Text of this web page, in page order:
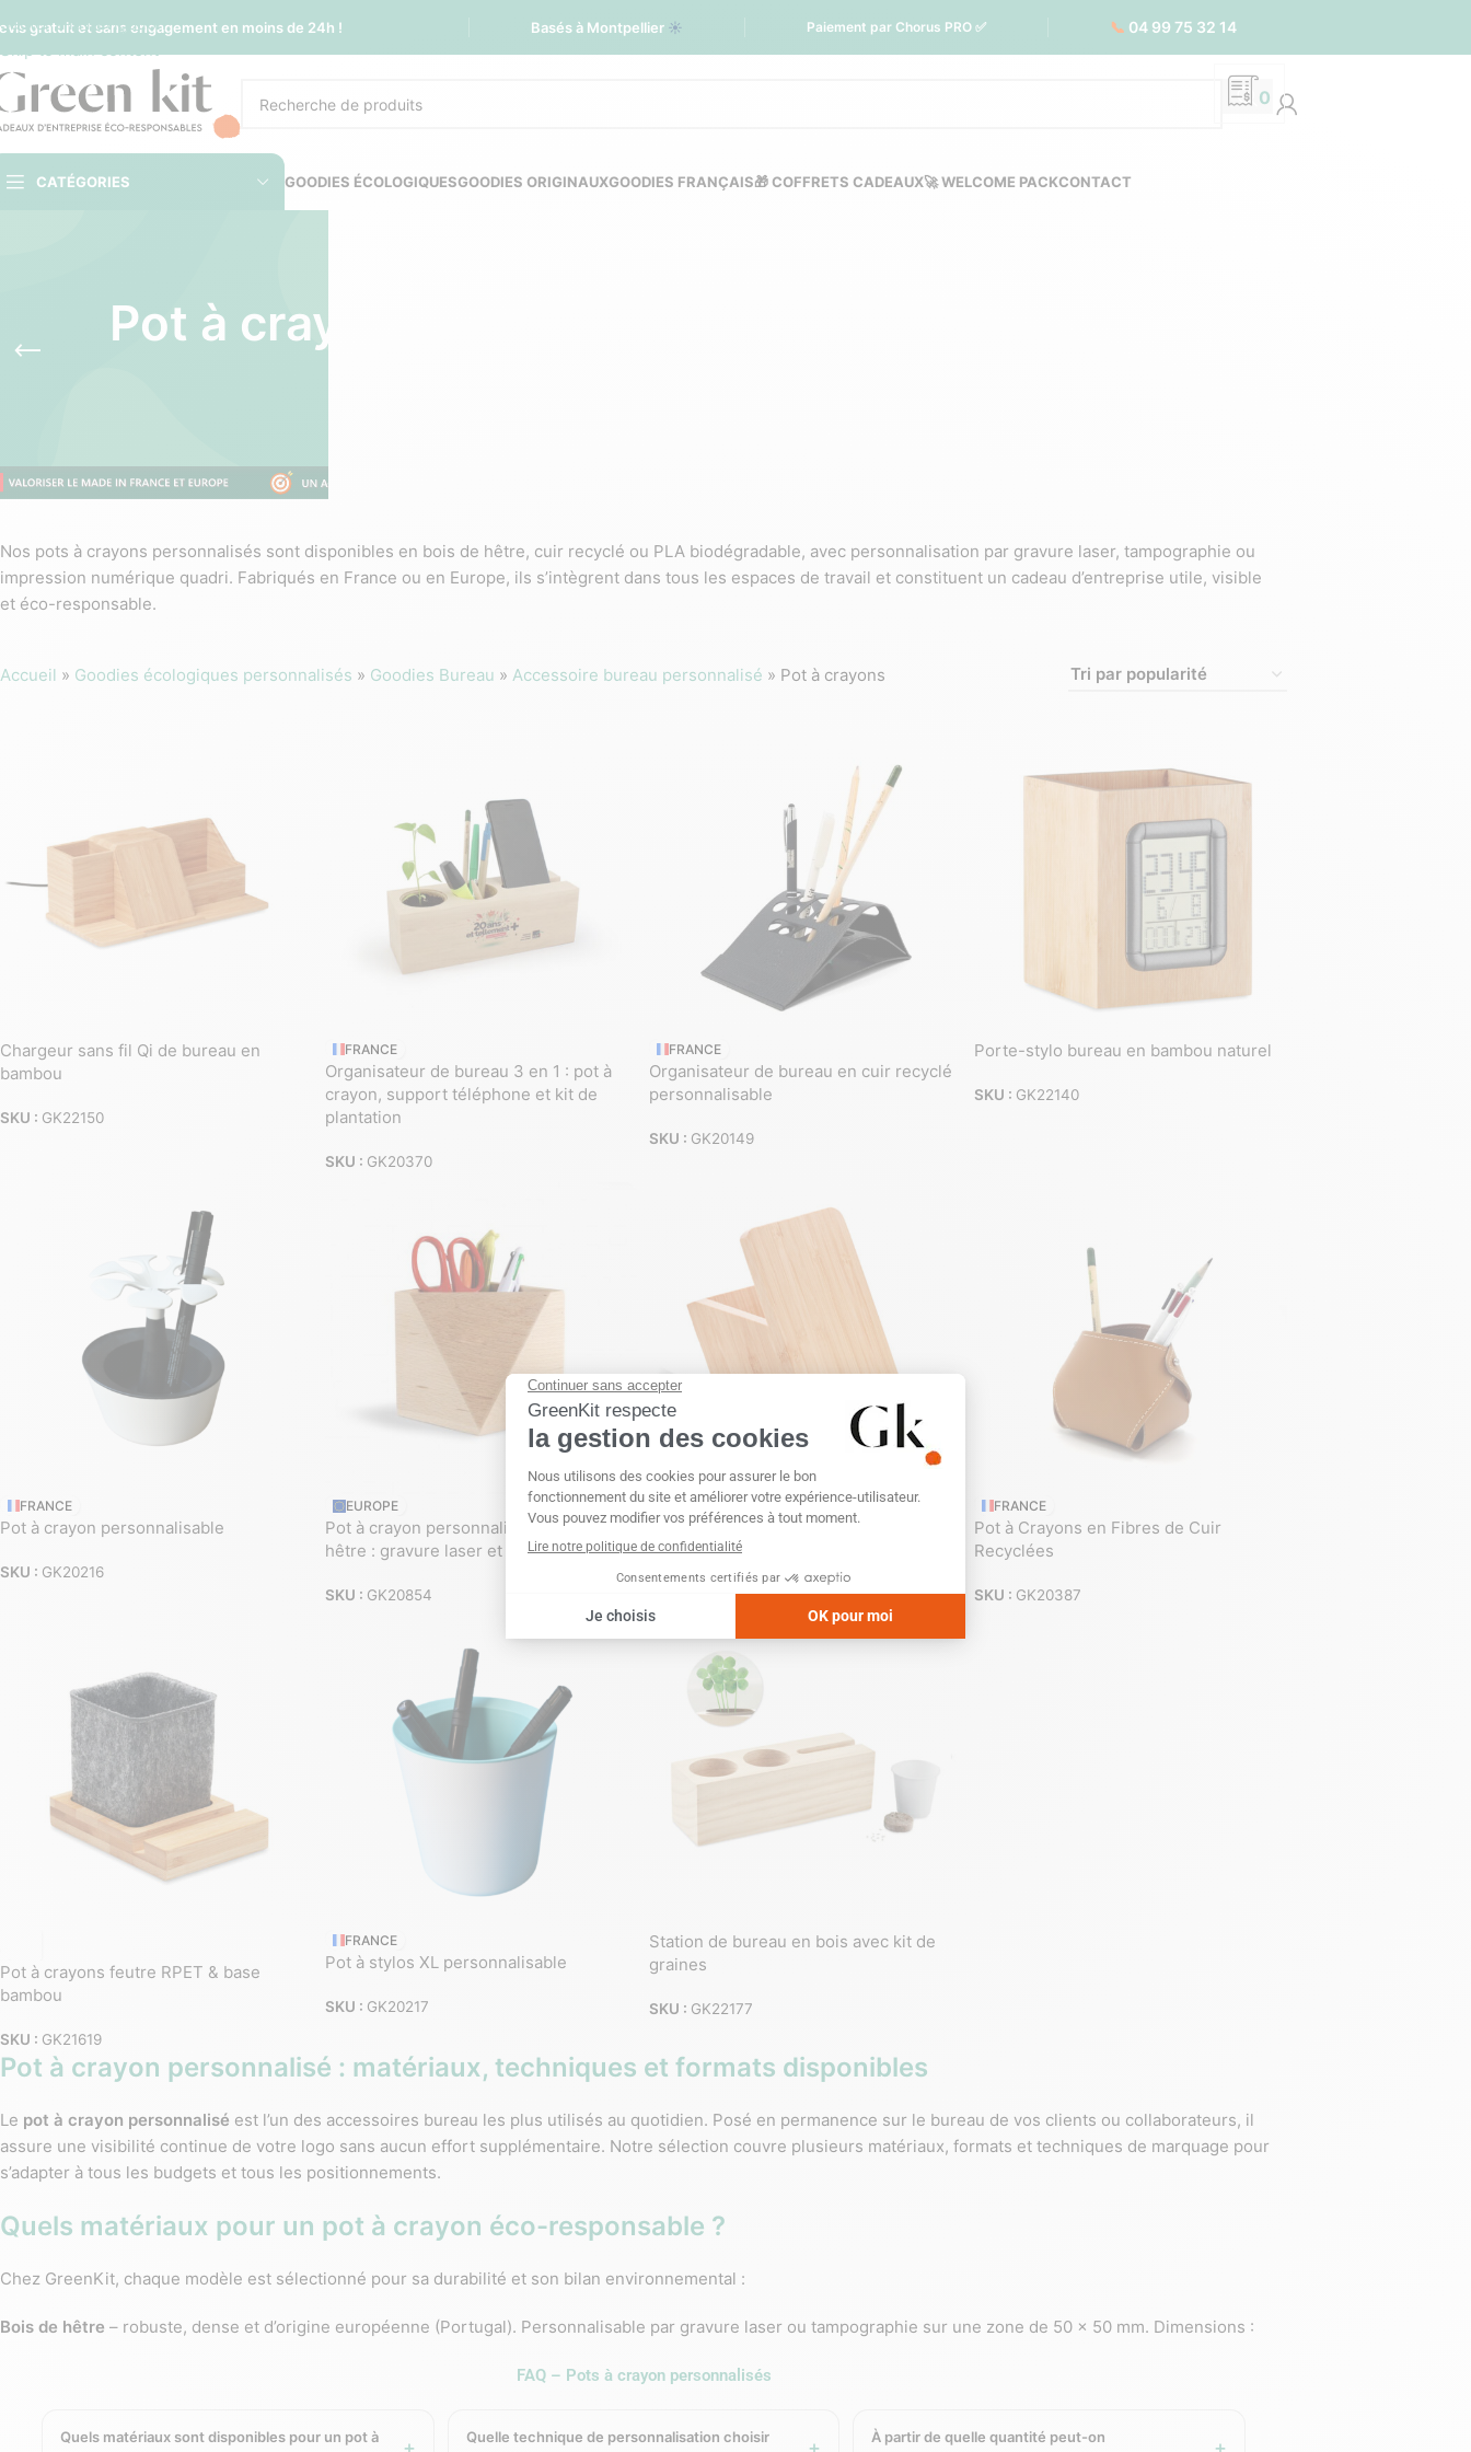
Sauter à la navigation
Skip to main content
gratuit et sans engagement en moins de 24h ! Basés à Montpellier ☀️ Paiement par Chorus PRO ✅ 📞 04 99 75 32 14
0
CATÉGORIES GOODIES ÉCOLOGIQUESGOODIES ORIGINAUXGOODIES FRANÇAIS🎁 COFFRETS CADEAUX🚀 WELCOME PACKCONTACT
Pot à crayon personnalisé éco-responsable pour
Nos pots à crayons personnalisés sont disponibles en bois de hêtre, cuir recyclé ou PLA biodégradable, avec personnalisation par gravure laser, tampographie ou
impression numérique quadri. Fabriqués en France ou en Europe, ils s’intègrent dans tous les espaces de travail et constituent un cadeau d’entreprise utile, visible
et éco-responsable.
Accueil » Goodies écologiques personnalisés » Goodies Bureau » Accessoire bureau personnalisé » Pot à crayons
Chargeur sans fil Qi de bureau en
bambou
SKU : GK22150
FRANCE
Organisateur de bureau 3 en 1 : pot à
crayon, support téléphone et kit de
plantation
SKU : GK20370
FRANCE
Organisateur de bureau en cuir recyclé
personnalisable
SKU : GK20149
Porte-stylo bureau en bambou naturel
SKU : GK22140
FRANCE
Pot à crayon personnalisable
SKU : GK20216
EUROPE
Pot à crayon personnalisé en bois de
hêtre : gravure laser et tampographie
SKU : GK20854
Pot à crayons bambou chargeur sans fil
SKU :GK22589
FRANCE
Pot à Crayons en Fibres de Cuir
Recyclées
SKU : GK20387
Pot à crayons feutre RPET & base
bambou
SKU : GK21619
FRANCE
Pot à stylos XL personnalisable
SKU : GK20217
Station de bureau en bois avec kit de
graines
SKU : GK22177
Pot à crayon personnalisé : matériaux, techniques et formats disponibles
Le pot à crayon personnalisé est l’un des accessoires bureau les plus utilisés au quotidien. Posé en permanence sur le bureau de vos clients ou collaborateurs, il
assure une visibilité continue de votre logo sans aucun effort supplémentaire. Notre sélection couvre plusieurs matériaux, formats et techniques de marquage pour
s’adapter à tous les budgets et tous les positionnements.
Quels matériaux pour un pot à crayon éco-responsable ?
Chez GreenKit, chaque modèle est sélectionné pour sa durabilité et son bilan environnemental :
Bois de hêtre – robuste, dense et d’origine européenne (Portugal). Personnalisable par gravure laser ou tampographie sur une zone de 50 x 50 mm. Dimensions :
– format compact (8,5 x 7 x 8 cm), personnalisable par embossage. Fabriqué en France, idéal pour les cadeaux haut de gamme destinés aux managers
PLA biodégradable– pot à stylos en forme de fleurs, fabriqué en France. Personnalisable par impression numérique quadri sur une zone de 30 x 30 mm. Disponible
FAQ – Pots à crayon personnalisés
Quels matériaux sont disponibles pour un pot à
Quelle technique de personnalisation choisir
À partir de quelle quantité peut-on